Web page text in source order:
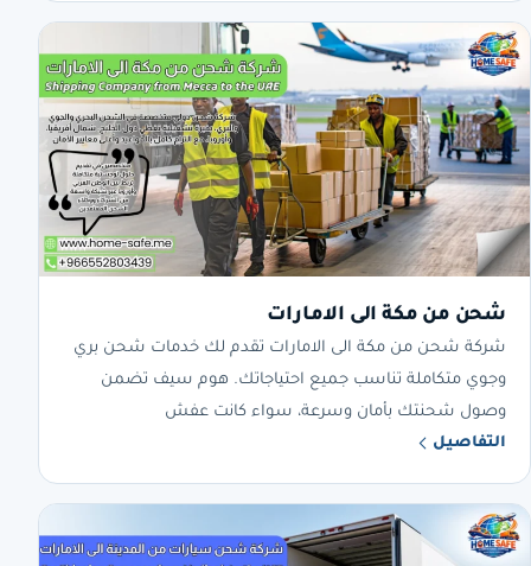
شحن من مكة الى الامارات
شركة شحن من مكة الى الامارات تقدم لك خدمات شحن بري
وجوي متكاملة تناسب جميع احتياجاتك. هوم سيف تضمن
وصول شحنتك بأمان وسرعة، سواء كانت عفش
التفاصيل